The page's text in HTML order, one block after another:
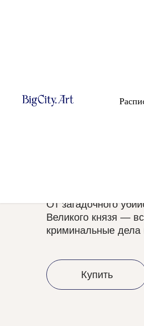
От загадочного
Великого князя —
криминальные дела
Купить